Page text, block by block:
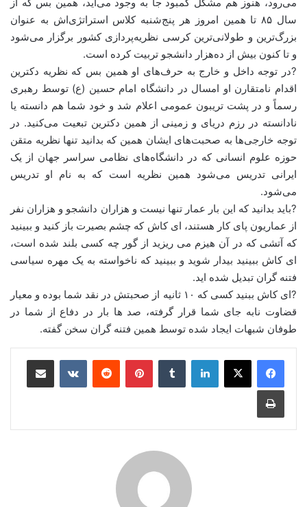
سال ۸۵ تا همین امروز هر پنج‌شنبه کلاس استراتژی‌اش به عنوان
بزرگ‌ترین و طولانی‌ترین کرسی نظریه‌پردازی کشور برگزار می‌شود
و تا کنون بیش از ده‌هزار دانشجو تربیت کرده است.
?در توجه داخل و خارج به حرف‌های او همین بس که نظریه دکترین
اقدام نامتقارن او امسال در دانشگاه امام حسین (ع) توسط رهبری
رسماً و در پشت تریبون‌ عمومی اعلام شد و خود شما هم دانسته یا
نادانسته در رزم دریای و زمینی از همین دکترین تبعیت می‌کنید. در
توجه خارجی‌ها به صحبت‌های ایشان همین که بدانید تنها نظریه متقن
حوزه علوم انسانی که در دانشگاه‌های نظامی سراسر جهان از یک
ایرانی تدریس می‌شود همین نظریه است که به نام او تدریس
می‌شود.
?باید بدانید که این بار عمار تنها نیست و هزاران دانشجو و هزاران نفر
از عماریون پای کار هستند، ای کاش که چشم بصیرت باز کنید و ببینید
که آتشی که در آن هیزم می ریزید از گور چه کسی بلند شده است،
ای کاش ببینید بیدار شوید و ببینید که ناخواسته به یک مهره سیاسی
فتنه گران تبدیل شده اید.
?ای کاش ببنید کسی که ۱۰ ثانیه از صحبتش در نقد شما بوده و معیار
قضاوت نابه جای شما قرار گرفته، صد ها بار در دفاع از شما در
طوفان شبهات ایجاد شده توسط همین فتنه گران سخن گفته.
لینکدین ‫تامبلر ‫پین‌ترست‫رددیت ‫VKontakteاشتراک گذاری از طریق ایمیل
چاپ